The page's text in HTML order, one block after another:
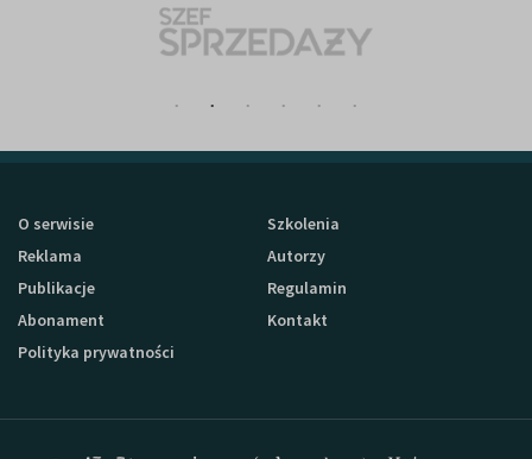
O serwisie
Szkolenia
Reklama
Autorzy
Publikacje
Regulamin
Abonament
Kontakt
Polityka prywatności